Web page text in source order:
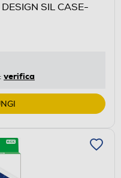
SIL CASE-
verifica